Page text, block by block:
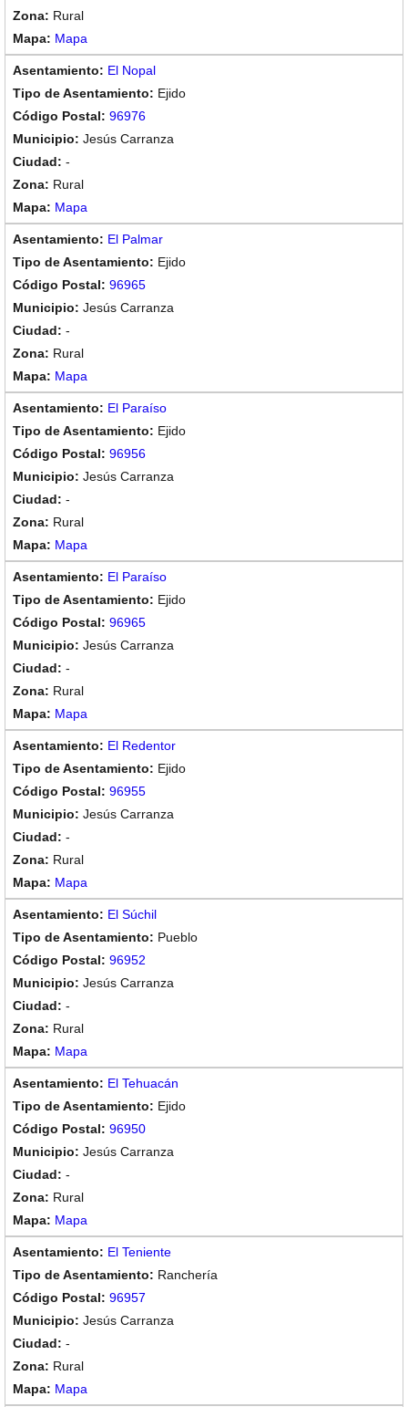
Rural
Mapa
El Nopal
Ejido
96976
Jesús Carranza
-
Rural
Mapa
El Palmar
Ejido
96965
Jesús Carranza
-
Rural
Mapa
El Paraíso
Ejido
96956
Jesús Carranza
-
Rural
Mapa
El Paraíso
Ejido
96965
Jesús Carranza
-
Rural
Mapa
El Redentor
Ejido
96955
Jesús Carranza
-
Rural
Mapa
El Súchil
Pueblo
96952
Jesús Carranza
-
Rural
Mapa
El Tehuacán
Ejido
96950
Jesús Carranza
-
Rural
Mapa
El Teniente
Ranchería
96957
Jesús Carranza
-
Rural
Mapa